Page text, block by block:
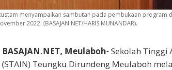
menyampaikan sambutan pada pembukaan program
2022. (BASAJAN.NET/HARIS MUNANDAR).
BASAJAN.NET, Meulaboh- Sekolah Tinggi
(STAIN) Teungku Dirundeng Meulaboh